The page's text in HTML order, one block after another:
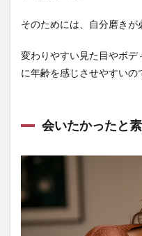
そのためには、自分磨きが
変わりやすい見た目やボデ
に年齢を感じさせやすいの
会いたかったと